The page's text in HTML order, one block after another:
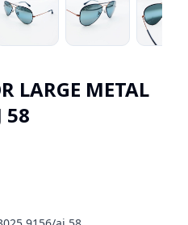
LARGE METAL
58